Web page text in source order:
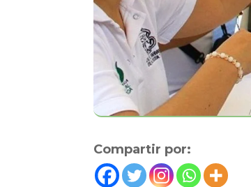
Compartir por: